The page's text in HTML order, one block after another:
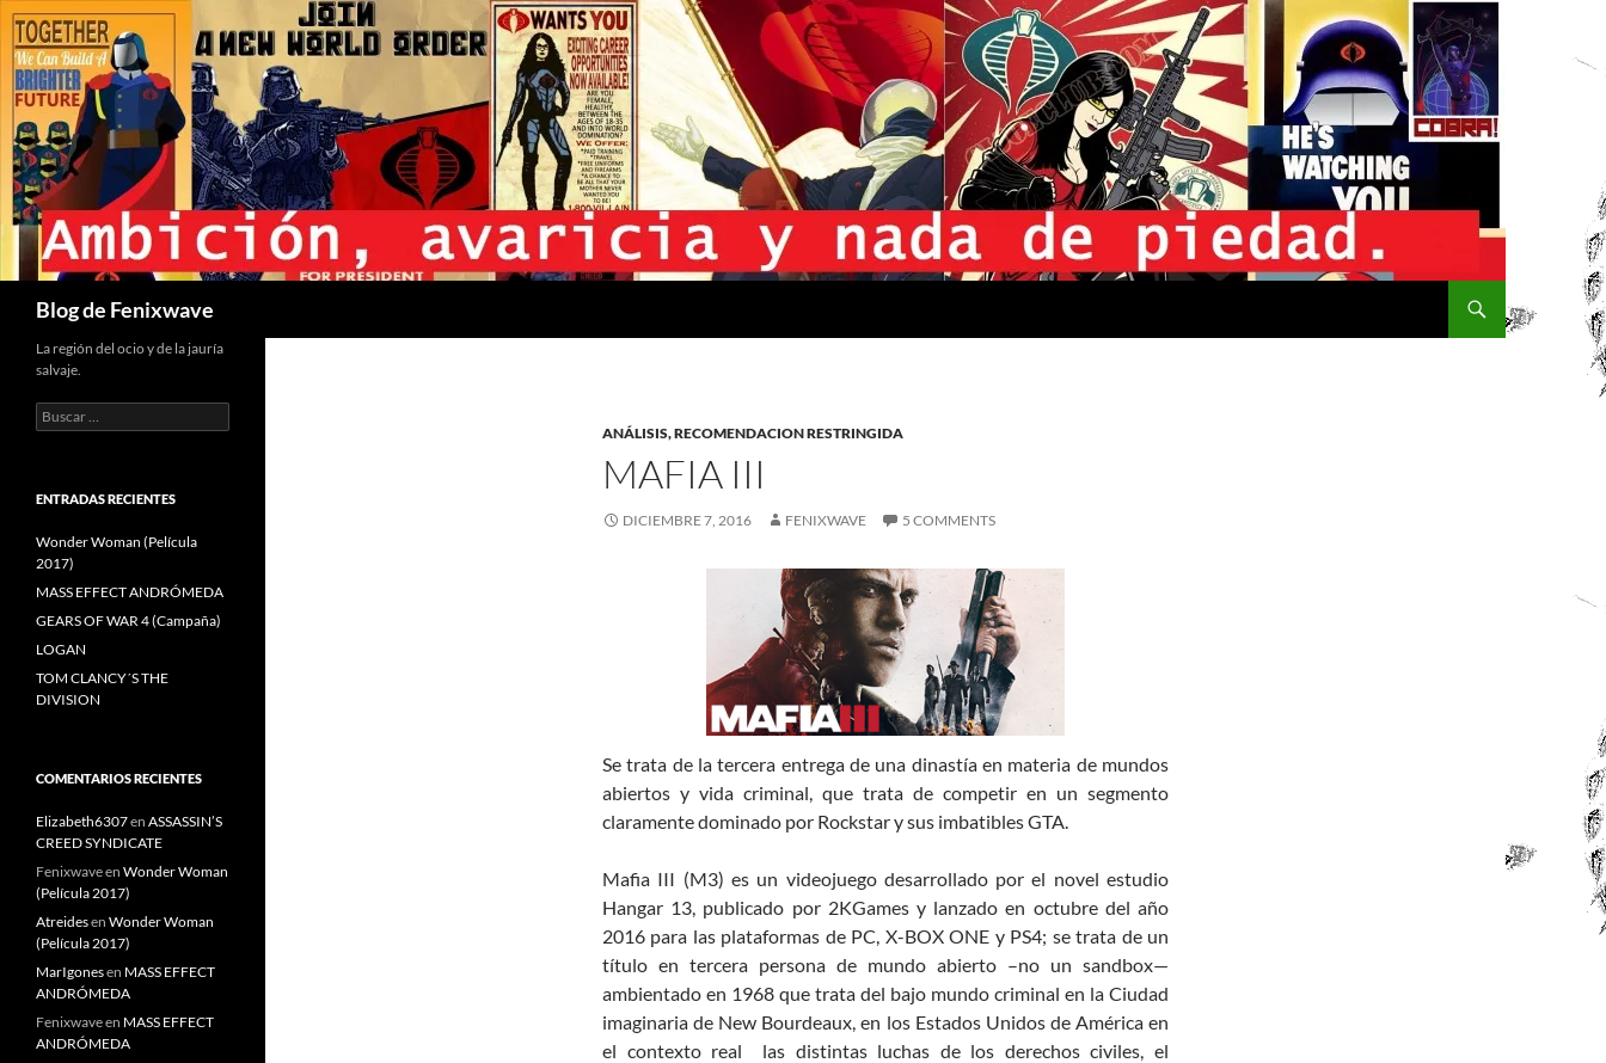
Blog de Fenixwave
SALTAR AL CONTENIDO
ANÁLISIS, RECOMENDACION RESTRINGIDA
MAFIA III
DICIEMBRE 7, 2016 FENIXWAVE 5 COMMENTS
Se trata de la tercera entrega de una dinastía en materia de mundos
abiertos y vida criminal, que trata de competir en un segmento
claramente dominado por Rockstar y sus imbatibles GTA.
Mafia III (M3) es un videojuego desarrollado por el novel estudio
Hangar 13, publicado por 2KGames y lanzado en octubre del año
2016 para las plataformas de PC, X-BOX ONE y PS4; se trata de un
título en tercera persona de mundo abierto –no un sandbox—
ambientado en 1968 que trata del bajo mundo criminal en la Ciudad
imaginaria de New Bourdeaux, en los Estados Unidos de América en
el contexto real las distintas luchas de los derechos civiles, el
La región del ocio y de la jauría
salvaje.
Buscar:
ENTRADAS RECIENTES
Wonder Woman (Película
2017)
MASS EFFECT ANDRÓMEDA
GEARS OF WAR 4 (Campaña)
LOGAN
TOM CLANCY´S THE
DIVISION
COMENTARIOS RECIENTES
Elizabeth6307en ASSASSIN’S
CREED SYNDICATE
Fenixwaveen Wonder Woman
(Película 2017)
Atreidesen Wonder Woman
(Película 2017)
MarIgonesen MASS EFFECT
ANDRÓMEDA
Fenixwaveen MASS EFFECT
ANDRÓMEDA